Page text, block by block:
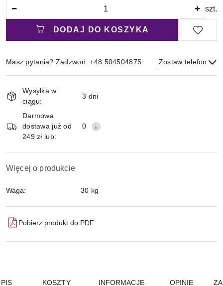
szt.
DODAJ DO KOSZYKA
Masz pytania? Zadzwoń: +48 504504875 Zostaw telefon
i
dostawa
Wysyłka w
ciągu:
3 dni
Darmowa
dostawa już od
249 zł lub:
0
Więcej o produkcie
Waga: 30 kg
Pobierz produkt do PDF
KOSZTY INFORMACJE OPINIE